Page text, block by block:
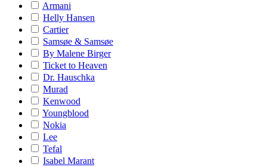
Armani
Helly Hansen
Cartier
Samsøe & Samsøe
By Malene Birger
Ticket to Heaven
Dr. Hauschka
Murad
Kenwood
Youngblood
Nokia
Lee
Tefal
Isabel Marant